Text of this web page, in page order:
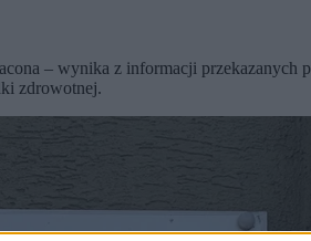
– wynika z informacji przekazanych
zdrowotnej.